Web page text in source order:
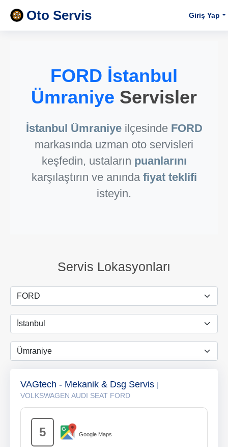
Oto Servis Giriş Yap
FORD İstanbul
Ümraniye Servisler
İstanbul Ümraniyeilçesinde FORD
markasında uzman oto servisleri
keşfedin, ustaların puanlarını
karşılaştırın ve anında fiyat teklifi
isteyin.
Servis Lokasyonları
VAGtech - Mekanik & Dsg Servis |
VOLKSWAGEN AUDI SEAT FORD
5 Google Maps